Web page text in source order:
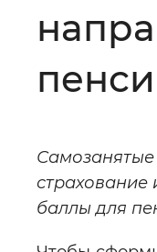
страхование
баллы для